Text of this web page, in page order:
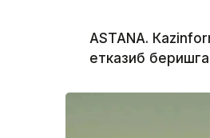
ASTANА.
етказиб